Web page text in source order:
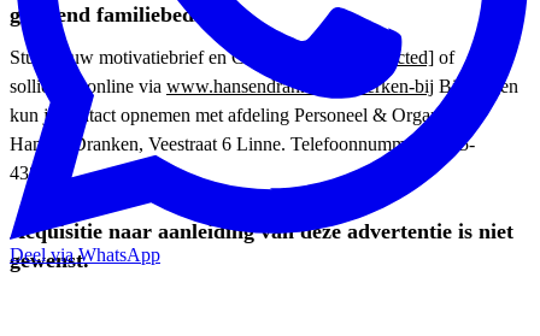
groeiend familiebedrijf.
Stuur jouw motivatiebrief en CV naar: [email protected] of
solliciteer online via www.hansendranken.nl/werken-bij Bij vragen
kun je contact opnemen met afdeling Personeel & Organisatie.
Hansen Dranken, Veestraat 6 Linne. Telefoonnummer: 0475-
438460.
Acquisitie naar aanleiding van deze advertentie is niet
gewenst.
Deel via WhatsApp